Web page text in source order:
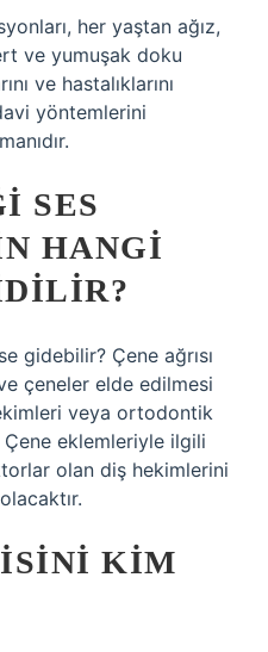
her yaştan ağız,
ve yumuşak doku
ve hastalıklarını
yöntemlerini
SES
HANGI
gidebilir? Çene ağrısı
çeneler elde edilmesi
veya ortodontik
eklemleriyle ilgili
olan diş hekimlerini
KIM